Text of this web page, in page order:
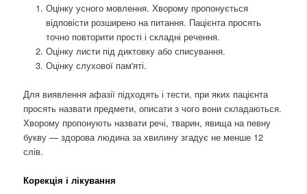
Оцінку усного мовлення. Хворому пропонується
відповісти розширено на питання. Пацієнта просять
точно повторити прості і складні речення.
Оцінку листи під диктовку або списування.
Оцінку слухової пам'яті.
Для виявлення афазії підходять і тести, при яких пацієнта
просять назвати предмети, описати з чого вони складаються.
Хворому пропонують назвати речі, тварин, явища на певну
букву — здорова людина за хвилину згадує не менше 12
слів.
Корекція і лікування